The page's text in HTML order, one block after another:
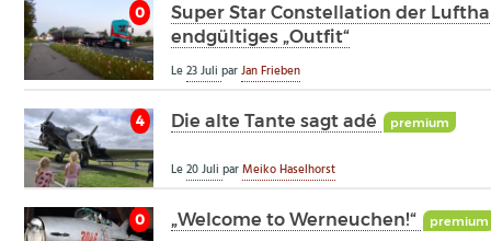
0
Super Star Constellation der
endgültiges „Outfit“
Le23 Juli parJan Frieben
4 Die alte Tante sagt adé premium
Le20 Juli parMeiko Haselhorst
0 „Welcome to Werneuchen!“ premium